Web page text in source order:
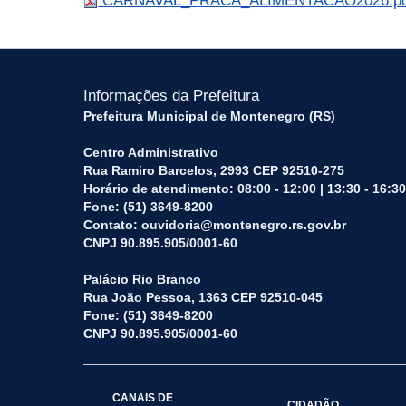
Informações da Prefeitura
Prefeitura Municipal de Montenegro (RS)
Centro Administrativo
Rua Ramiro Barcelos, 2993 CEP 92510-275
Horário de atendimento: 08:00 - 12:00 | 13:30 - 16:30
Fone: (51) 3649-8200
Contato: ouvidoria@montenegro.rs.gov.br
CNPJ 90.895.905/0001-60
Palácio Rio Branco
Rua João Pessoa, 1363 CEP 92510-045
Fone: (51) 3649-8200
CNPJ 90.895.905/0001-60
CANAIS DE